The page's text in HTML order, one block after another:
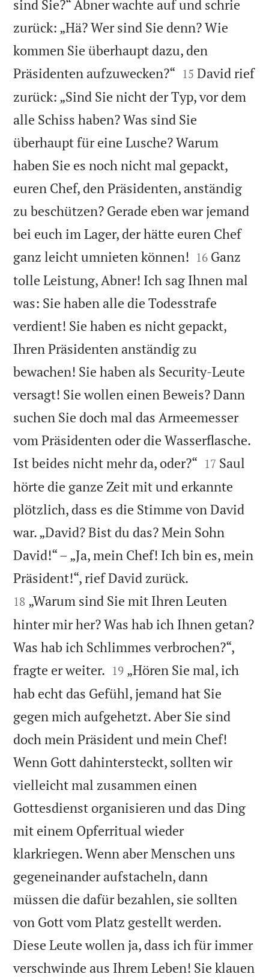
sind Sie?“ Abner wachte auf und schrie
zurück: „Hä? Wer sind Sie denn? Wie
kommen Sie überhaupt dazu, den
Präsidenten aufzuwecken?“ 

15 David rief
zurück: „Sind Sie nicht der Typ, vor dem
alle Schiss haben? Was sind Sie
überhaupt für eine Lusche? Warum
haben Sie es noch nicht mal gepackt,
euren Chef, den Präsidenten, anständig
zu beschützen? Gerade eben war jemand
bei euch im Lager, der hätte euren Chef
ganz leicht umnieten können! 

16 Ganz
tolle Leistung, Abner! Ich sag Ihnen mal
was: Sie haben alle die Todesstrafe
verdient! Sie haben es nicht gepackt,
Ihren Präsidenten anständig zu
bewachen! Sie haben als Security-Leute
versagt! Sie wollen einen Beweis? Dann
suchen Sie doch mal das Armeemesser
vom Präsidenten oder die Wasserflasche.
Ist beides nicht mehr da, oder?“ 

17 Saul
hörte die ganze Zeit mit und erkannte
plötzlich, dass es die Stimme von David
war. „David? Bist du das? Mein Sohn
David!“ – „Ja, mein Chef! Ich bin es, mein
Präsident!“, rief David zurück.
18 „Warum sind Sie mit Ihren Leuten
hinter mir her? Was hab ich Ihnen getan?
Was hab ich Schlimmes verbrochen?“,
fragte er weiter. 

19 „Hören Sie mal, ich
hab echt das Gefühl, jemand hat Sie
gegen mich aufgehetzt. Aber Sie sind
doch mein Präsident und mein Chef!
Wenn Gott dahintersteckt, sollten wir
vielleicht mal zusammen einen
Gottesdienst organisieren und das Ding
mit einem Opferritual wieder
klarkriegen. Wenn aber Menschen uns
gegeneinander aufstacheln, dann
müssen die dafür bezahlen, sie sollten
von Gott vom Platz gestellt werden.
Diese Leute wollen ja, dass ich für immer
verschwinde aus Ihrem Leben! Sie klauen